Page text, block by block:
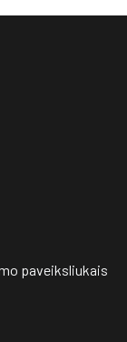
paveiksliukais